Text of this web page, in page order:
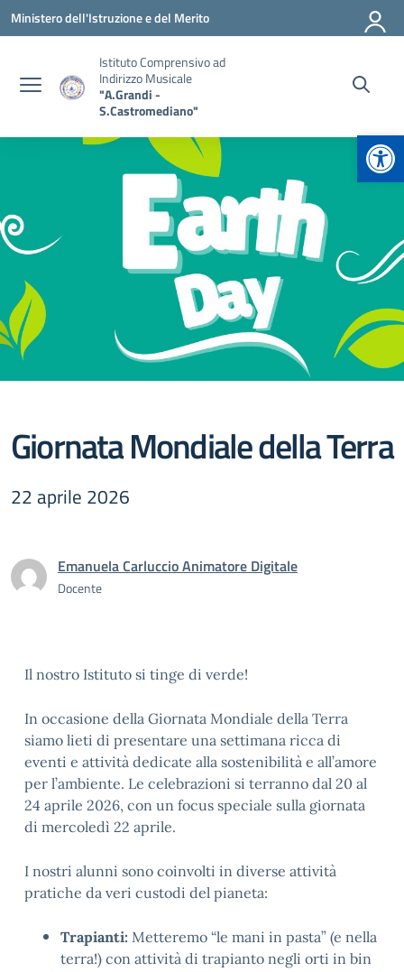
Vai ai contenuti
Vai al menu di navigazione
Vai al footer
Ministero dell'Istruzione e del Merito
Istituto Comprensivo ad
Indirizzo Musicale
"A.Grandi -
S.Castromediano"
Giornata Mondiale della Terra
22 aprile 2026
Emanuela Carluccio Animatore Digitale
Docente
Il nostro Istituto si tinge di verde!
In occasione della Giornata Mondiale della Terra
siamo lieti di presentare una settimana ricca di
eventi e attività dedicate alla sostenibilità e all’amore
per l’ambiente. Le celebrazioni si terranno dal 20 al
24 aprile 2026, con un focus speciale sulla giornata
di mercoledì 22 aprile.
I nostri alunni sono coinvolti in diverse attività
pratiche da veri custodi del pianeta:
Trapianti: Metteremo “le mani in pasta” (e nella
terra!) con attività di trapianto negli orti in bin